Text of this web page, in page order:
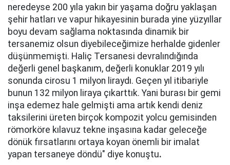
neredeyse 200 yıla yakın bir yaşama doğru yaklaşan
şehir hatları ve vapur hikayesinin burada yine yüzyıllar
boyu devam sağlama noktasında dinamik bir
tersanemiz olsun diyebileceğimize herhalde gidenler
düşünmemişti. Haliç Tersanesi devralındığında
değerli genel başkanım, değerli konuklar 2019 yılı
sonunda cirosu 1 milyon liraydı. Geçen yıl itibariyle
bunun 132 milyon liraya çıkarttık. Yani burası bir gemi
inşa edemez hale gelmişti ama artık kendi deniz
taksilerini üreten birçok kompozit yolcu gemisinden
römorköre kılavuz tekne inşasına kadar geleceğe
dönük fırsatlarını ortaya koyan önemli bir imalat
yapan tersaneye döndü" diye konuştu.